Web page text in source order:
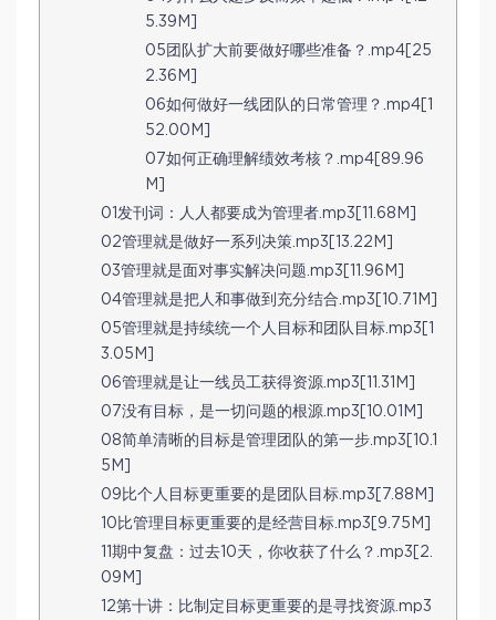
5.39M]
05团队扩大前要做好哪些准备？.mp4[25
2.36M]
06如何做好一线团队的日常管理？.mp4[1
52.00M]
07如何正确理解绩效考核？.mp4[89.96
M]
01发刊词：人人都要成为管理者.mp3[11.68M]
02管理就是做好一系列决策.mp3[13.22M]
03管理就是面对事实解决问题.mp3[11.96M]
04管理就是把人和事做到充分结合.mp3[10.71M]
05管理就是持续统一个人目标和团队目标.mp3[1
3.05M]
06管理就是让一线员工获得资源.mp3[11.31M]
07没有目标，是一切问题的根源.mp3[10.01M]
08简单清晰的目标是管理团队的第一步.mp3[10.1
5M]
09比个人目标更重要的是团队目标.mp3[7.88M]
10比管理目标更重要的是经营目标.mp3[9.75M]
11期中复盘：过去10天，你收获了什么？.mp3[2.
09M]
12第十讲：比制定目标更重要的是寻找资源.mp3